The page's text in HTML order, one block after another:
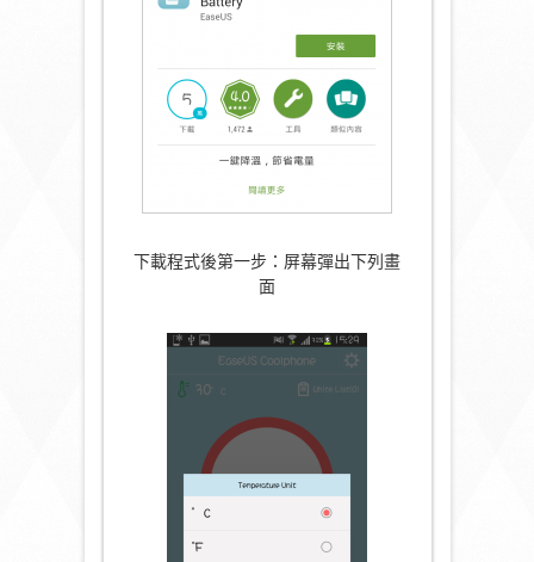
下載程式後第一步：屏幕彈出下列畫
面